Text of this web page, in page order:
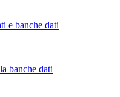
e banche dati
banche dati